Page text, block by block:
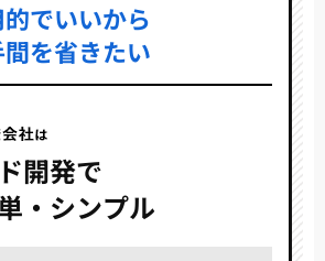
でいいから
を省きたい
開発で
・シンプル